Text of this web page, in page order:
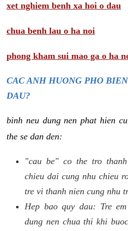
xet nghiem benh xa hoi o dau
chua benh lau o ha noi
phong kham sui mao ga o ha
CAC ANH HUONG PHO
DAU?
binh neu dung nen phat hien
the se dan den:
"cau be" co the tro
chieu dai cung nhu chieu
tre vi thanh nien cung nhu
Hep bao quy dau: Tre
dung nen chua thi khi